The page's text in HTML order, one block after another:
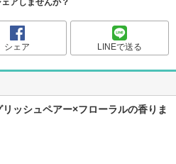
アしませんか？
シェア LINEで送る
ッシュペアー×フローラルの香りま